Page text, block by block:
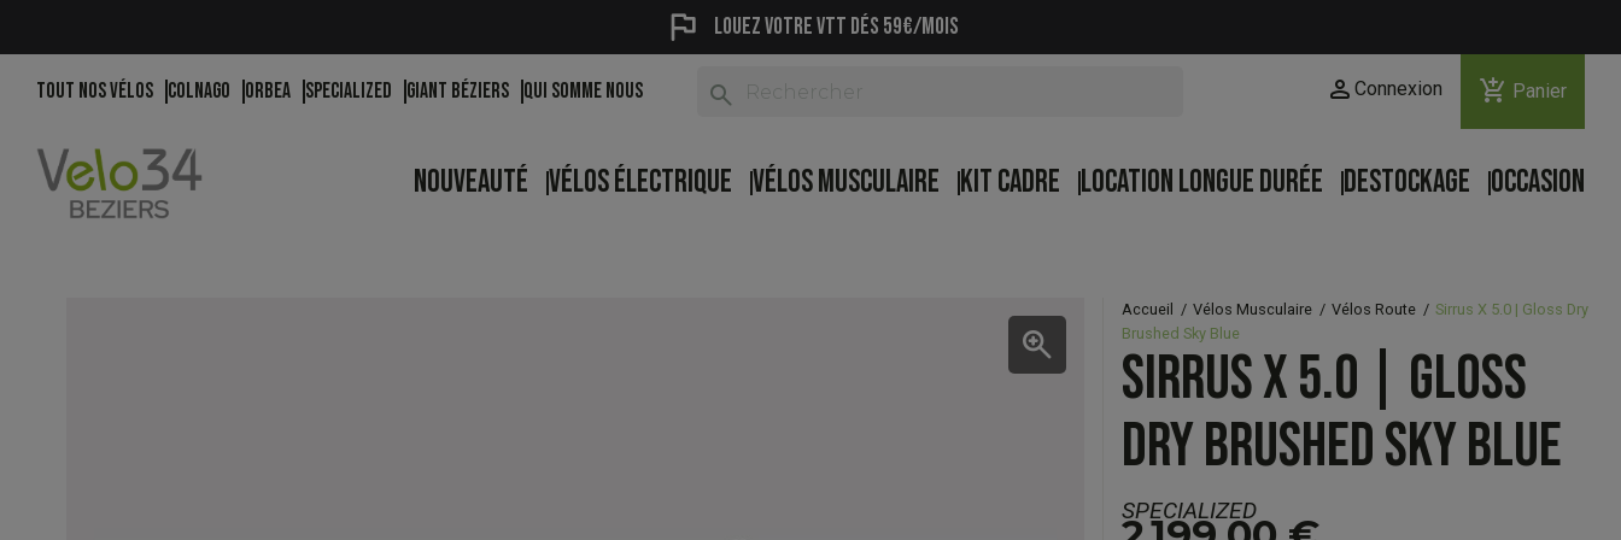
flag Louez votre vtt dés 59€/mois
Tout nos vélos Colnago Orbea Specialized Giant Béziers QUI SOMME NOUS search person Connexion add_shopping_cart Panier
NOUVEAUTÉ VÉLOS ÉLECTRIQUE VÉLOS MUSCULAIRE KIT CADRE LOCATION LONGUE DURÉE DESTOCKAGE OCCASION
zoom_in
Accueil Vélos Musculaire Vélos Route
Sirrus X 5.0 | Gloss Dry
Brushed Sky Blue
SIRRUS X 5.0 | GLOSS
DRY BRUSHED SKY BLUE
SPECIALIZED